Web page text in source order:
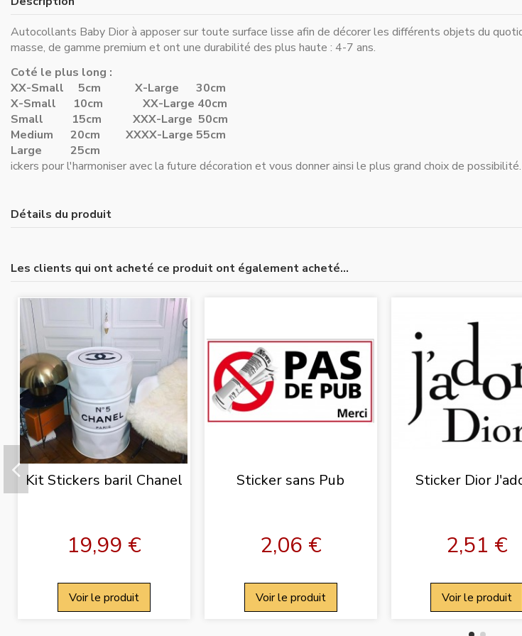
Autocollants Baby Dior à apposer sur toute surface lisse afin de décorer les différents objets du
masse, de gamme premium et ont une durabilité des plus haute : 4-7 ans.
Coté le plus long :
XX-Small 5cm X-Large 30cm
X-Small 10cm XX-Large 40cm
Small 15cm XXX-Large 50cm
Medium 20cm XXXX-Large 55cm
Large 25cm
ickers pour l'harmoniser avec la future décoration et vous donner ainsi le plus grand choix de possibilité.
Détails du produit
Les clients qui ont acheté ce produit ont également acheté...
Kit Stickers baril Chanel
19,99 €
Voir le produit
Sticker sans Pub
2,06 €
Voir le produit
Sticker Dior
2,51 €
Voir le produit